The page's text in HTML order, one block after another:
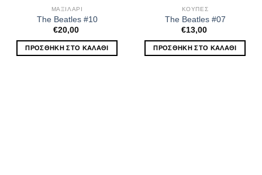
ΜΑΞΙΛΑΡΙ
The Beatles #10
€20,00
ΠΡΟΣΘΉΚΗ ΣΤΟ ΚΑΛΆΘΙ
ΚΟΥΠΕΣ
The Beatles #07
€13,00
ΠΡΟΣΘΉΚΗ ΣΤΟ ΚΑΛΆΘΙ